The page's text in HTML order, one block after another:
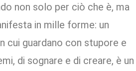
non solo per ciò che è, ma
in mille forme: un
cui guardano con stupore e
di sognare e di creare, è un